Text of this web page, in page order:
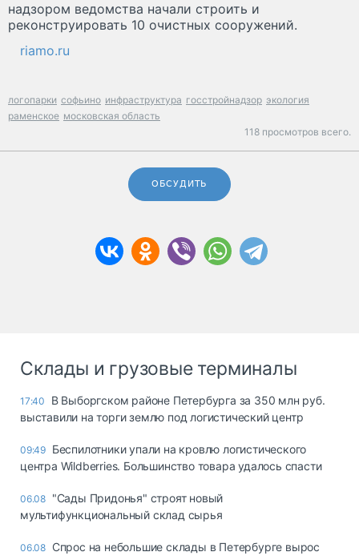
надзором ведомства начали строить и
реконструировать 10 очистных сооружений.
riamo.ru
логопарки софьино инфраструктура госстройнадзор экология
раменское московская область
118 просмотров всего.
ОБСУДИТЬ
Склады и грузовые терминалы
17:40
В Выборгском районе Петербурга за 350 млн руб.
выставили на торги землю под логистический центр
09:49 Беспилотники упали на кровлю логистического
центра Wildberries. Большинство товара удалось спасти
06.08 "Сады Придонья" строят новый
мультифункциональный склад сырья
06.08 Спрос на небольшие склады в Петербурге вырос